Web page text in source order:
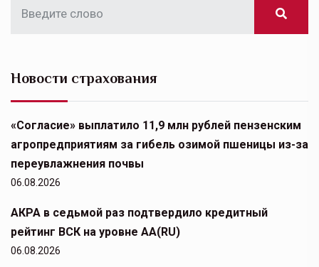
Новости страхования
«Согласие» выплатило 11,9 млн рублей пензенским
агропредприятиям за гибель озимой пшеницы из-за
переувлажнения почвы
06.08.2026
АКРА в седьмой раз подтвердило кредитный
рейтинг ВСК на уровне АА(RU)
06.08.2026